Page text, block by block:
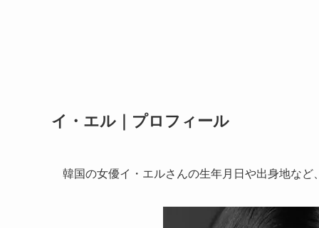
イ・エル｜プロフィール
韓国の女優イ・エルさんの生年月日や出身地な